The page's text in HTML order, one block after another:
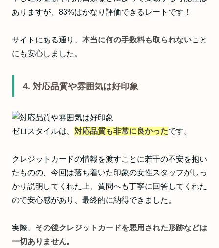
ありますが、83%はかなり評価できるレートです！
サイトにある通り、 本当に何の手数料も取られないこと
にも安心しました。
4. 対応品質や雰囲気は好印象
ゼロスタイルは、 対応品質も非常に良かったです。
クレジットカードの情報を渡すことに若干の不安を抱い
たものの、今回は落ち着いた印象の女性スタッフがしっ
かり説明してくれた上、質問へも丁寧に回答してくれた
ので安心感があり、最終的に納得できました。
実際、 その後クレジットカードを悪用された形跡などは
一切ありません。